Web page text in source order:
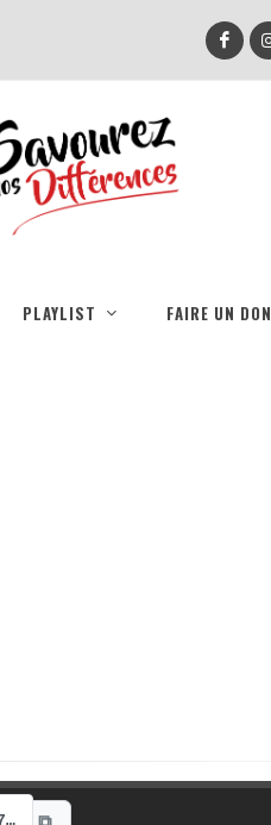
PLAYLIST FAIRE UN DON
https://radio-g.fr?9799